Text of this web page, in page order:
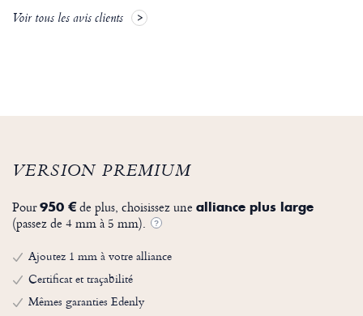
Voir tous les avis clients
VERSION PREMIUM
Pour950 €de plus, choisissez une alliance plus large
(passez de 4 mm à 5 mm). ?
Ajoutez 1 mm à votre alliance
Certificat et traçabilité
Mêmes garanties Edenly